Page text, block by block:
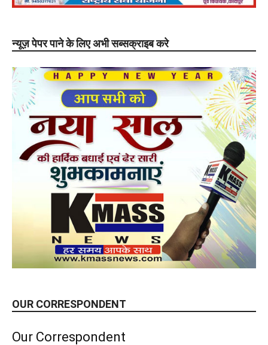
न्यूज़ पेपर पाने के लिए अभी सब्सक्राइब करे
OUR CORRESPONDENT
Our Correspondent